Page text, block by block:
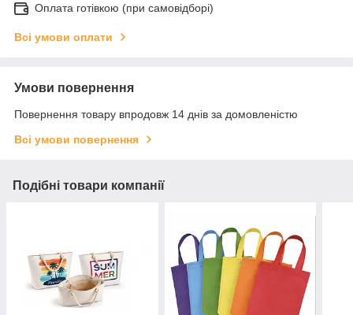
Оплата готівкою (при самовідборі)
Всі умови оплати
Умови повернення
Повернення товару впродовж 14 днів за домовленістю
Всі умови повернення
Подібні товари компанії